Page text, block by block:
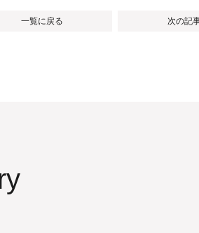
一覧に戻る 次の記